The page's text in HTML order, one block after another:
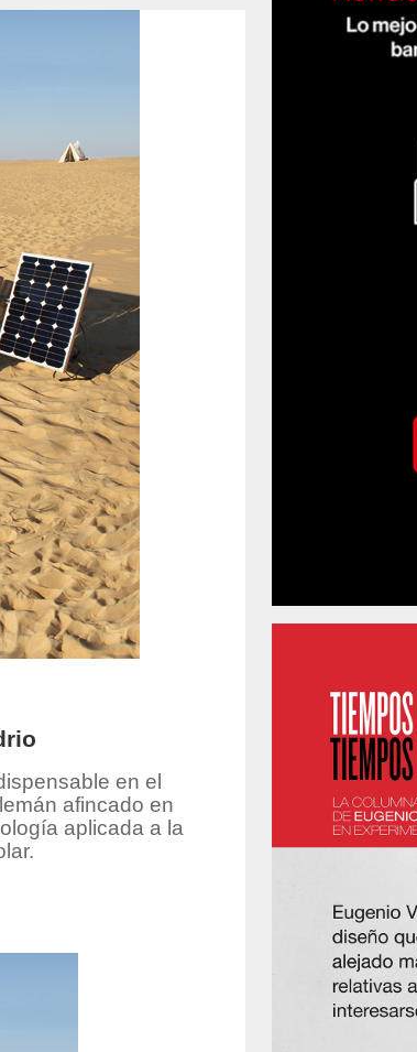
en el
afincado en
aplicada a la